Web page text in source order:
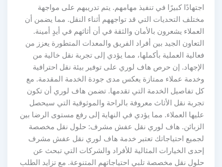
اجتهادًا كبيرًا في تنفيذ مهامهم. يتم تدريبهم على مواجهة
مختلف التحديات التي قد تواجههم أثناء النقل. مما يضمن أن
العملاء يشعرون بالأمان والثقة في أن أثاثهم في أيدٍ أمينة.
التعاون الجيد بين أفراد الفريق والمعدات المتطورة يعزز من
فعالية العملية بأكملها، مما يؤدي إلى تجربة نقل خالية من
الإجهاد. إن حرص هاف لوري على توفير بيئة نقل احترافية
وخدمة عملاء ممتازة يعكس مدى جودة الخدمة المقدمة. مع
كل تفاصيل الخدمة التي تقدمها. تضمن هاف لوري أن تكون
تجربة نقل الأثاث معروفة بالراحة والموثوقية التي سيحصل
عليها العملاء. مما يؤدي في النهاية إلى رفع مستوى الرضا بين
الزبائن. هاف لوري نقل عفش مشرف: حلول نقل مخصصة
لجميع احتياجاتك تعتبر خدمة هاف لوري نقل عفش مشرف
إحدى الخيارات المثالية للأفراد والشركات التي تبحث عن
حلول نقل مخصصة تلبي احتياجاتهم المتنوعة. مع تزايد الطلب